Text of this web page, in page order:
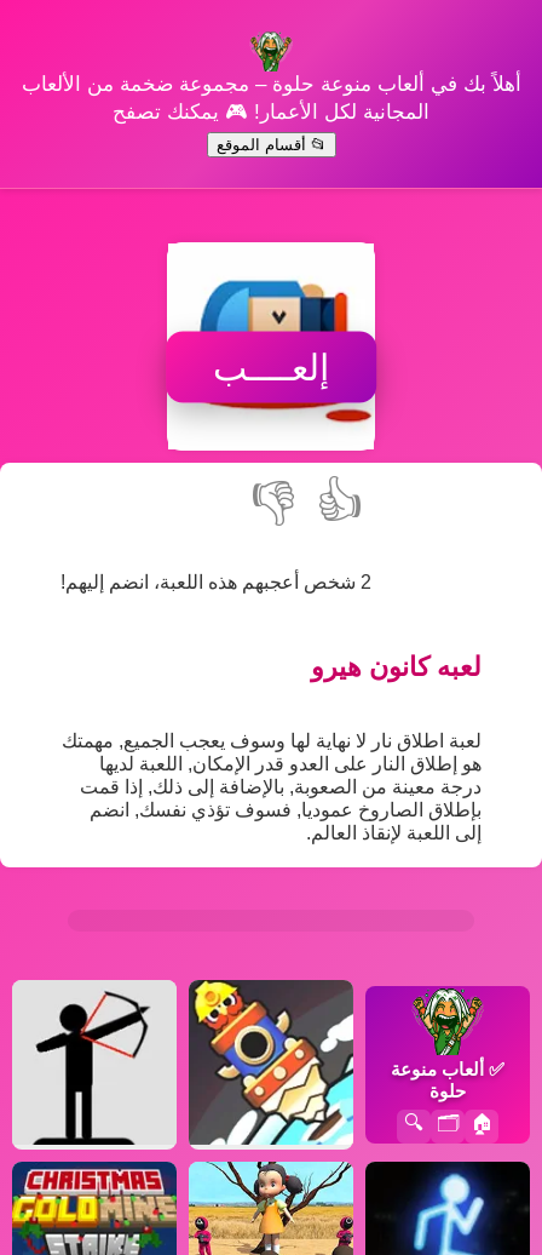
أهلاً بك في ألعاب منوعة حلوة – مجموعة ضخمة من الألعاب
المجانية لكل الأعمار! 🎮 يمكنك تصفح
📂 أقسام الموقع
إلعــــب
👍
👎
2 شخص أعجبهم هذه اللعبة، انضم إليهم!
لعبه كانون هيرو
لعبة اطلاق نار لا نهاية لها وسوف يعجب الجميع, مهمتك
هو إطلاق النار على العدو قدر الإمكان, اللعبة لديها
درجة معينة من الصعوبة, بالإضافة إلى ذلك, إذا قمت
بإطلاق الصاروخ عموديا, فسوف تؤذي نفسك, انضم
إلى اللعبة لإنقاذ العالم.
✅ ألعاب منوعة
حلوة
🏠
🗂️
🔍